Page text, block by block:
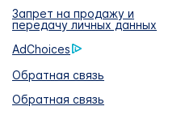
Запрет на продажу и
передачу личных данных
AdChoices
Обратная связь
Обратная связь